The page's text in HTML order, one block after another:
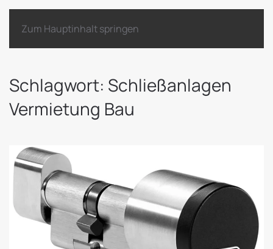
Zum Hauptinhalt springen
Schlagwort: Schließanlagen
Vermietung Bau